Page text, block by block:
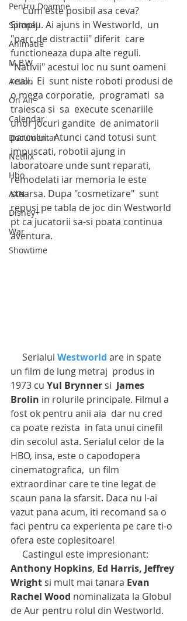
Pentru Doamne
Spionaj
Animatie
M.B.W
Action
On Air
Calendar
Documentar
Netflix
Hbo
AXN
Disney+
War
Showtime
     Cum este posibil asa ceva?
Simplu. Ai ajuns in Westworld,  un
"parc de distractii" diferit  care
functioneaza dupa alte reguli.
"Nativii" acestui loc nu sunt oameni
reali.  Ei  sunt niste roboti produsi de
o mega corporatie,  programati  sa
traiesca si  sa  execute scenariile
unor jocuri gandite  de animatorii
parcului.  Atunci cand totusi sunt
impuscati, robotii ajung in
laboratoare unde sunt reparati,
remodelati iar memoria le este
stearsa. Dupa "cosmetizare"  sunt
repusi pe tabla de joc din Westworld
pt ca jucatorii sa-si poata continua
aventura.
     Serialul
Westworld are in spate
un film de lung metraj  produs in
1973 cu Yul Brynner si James
Brolin in rolurile principale. Filmul a
fost ok pentru anii aia  dar nu cred
ca poate rezista  in fata unui cinefil
din secolul asta. Serialul celor de la
HBO, insa, este o capodopera
cinematografica,  un film
extraordinar care te tine legat de
scaun pana la sfarsit. Daca nu l-ai
vazut pana acum, iti recomand sa o
faci pentru ca experienta pe care ti-o
ofera este coplesitoare!
     Castingul este impresionant:
Anthony Hopkins, Ed Harris, Jeffrey
Wright si mult mai tanara Evan
Rachel Wood nominalizata la Globul
de Aur pentru rolul din Westworld.